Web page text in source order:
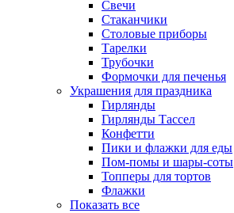
Свечи
Стаканчики
Столовые приборы
Тарелки
Трубочки
Формочки для печенья
Украшения для праздника
Гирлянды
Гирлянды Тассел
Конфетти
Пики и флажки для еды
Пом-помы и шары-соты
Топперы для тортов
Флажки
Показать все